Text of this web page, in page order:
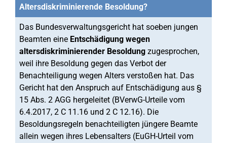
Altersdiskriminierende Besoldung?
Das Bundesverwaltungsgericht hat soeben jungen
Beamten eine Entschädigung wegen
altersdiskriminierender Besoldung zugesprochen,
weil ihre Besoldung gegen das Verbot der
Benachteiligung wegen Alters verstoßen hat. Das
Gericht hat den Anspruch auf Entschädigung aus §
15 Abs. 2 AGG hergeleitet (BVerwG-Urteile vom
6.4.2017, 2 C 11.16 und 2 C 12.16). Die
Besoldungsregeln benachteiligten jüngere Beamte
allein wegen ihres Lebensalters (EuGH-Urteil vom